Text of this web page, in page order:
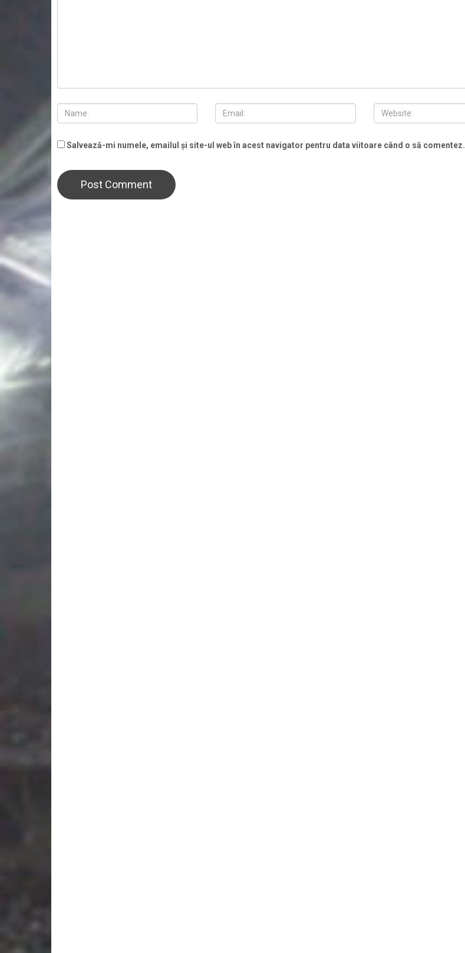
Salvează-mi numele, emailul și site-ul web în acest navigator pentru data viitoare când o să comentez.